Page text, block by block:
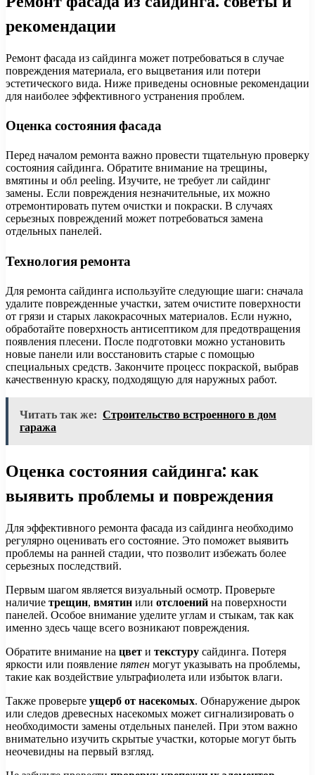
рекомендации
Ремонт фасада из сайдинга может потребоваться в случае
повреждения материала, его выцветания или потери
эстетического вида. Ниже приведены основные рекомендации
для наиболее эффективного устранения проблем.
Оценка состояния фасада
Перед началом ремонта важно провести тщательную проверку
состояния сайдинга. Обратите внимание на трещины,
вмятины и обл peeling. Изучите, не требует ли сайдинг
замены. Если повреждения незначительные, их можно
отремонтировать путем очистки и покраски. В случаях
серьезных повреждений может потребоваться замена
отдельных панелей.
Технология ремонта
Для ремонта сайдинга используйте следующие шаги: сначала
удалите поврежденные участки, затем очистите поверхности
от грязи и старых лакокрасочных материалов. Если нужно,
обработайте поверхность антисептиком для предотвращения
появления плесени. После подготовки можно установить
новые панели или восстановить старые с помощью
специальных средств. Закончите процесс покраской, выбрав
качественную краску, подходящую для наружных работ.
Читать так же: Строительство встроенного в дом
гаража
Оценка состояния сайдинга: как
выявить проблемы и повреждения
Для эффективного ремонта фасада из сайдинга необходимо
регулярно оценивать его состояние. Это поможет выявить
проблемы на ранней стадии, что позволит избежать более
серьезных последствий.
Первым шагом является визуальный осмотр. Проверьте
наличие трещин, вмятин или отслоений на поверхности
панелей. Особое внимание уделите углам и стыкам, так как
именно здесь чаще всего возникают повреждения.
Обратите внимание на цвет и текстуру сайдинга. Потеря
яркости или появление пятен могут указывать на проблемы,
такие как воздействие ультрафиолета или избыток влаги.
Также проверьте ущерб от насекомых. Обнаружение дырок
или следов древесных насекомых может сигнализировать о
необходимости замены отдельных панелей. При этом важно
внимательно изучить скрытые участки, которые могут быть
неочевидны на первый взгляд.